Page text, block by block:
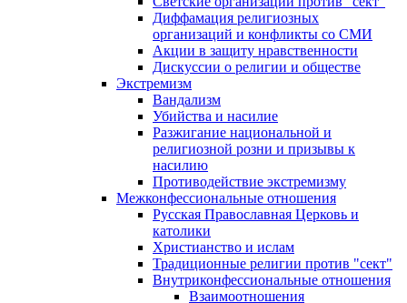
Диффамация религиозных
организаций и конфликты со СМИ
Акции в защиту нравственности
Дискуссии о религии и обществе
Экстремизм
Вандализм
Убийства и насилие
Разжигание национальной и
религиозной розни и призывы к
насилию
Противодействие экстремизму
Межконфессиональные отношения
Русская Православная Церковь и
католики
Христианство и ислам
Традиционные религии против "сект"
Внутриконфессиональные отношения
Взаимоотношения